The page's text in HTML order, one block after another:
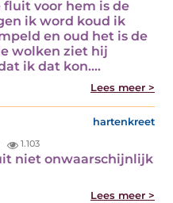
voor hem is de
ik word koud ik
en oud het is de
wolken ziet hij
ik dat kon.…
Lees meer >
hartenkreet
1.103
niet onwaarschijnlijk
Lees meer >